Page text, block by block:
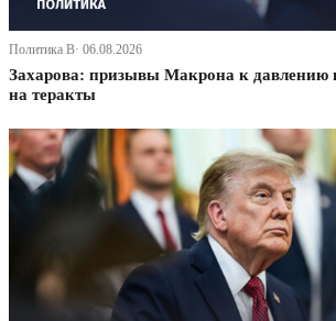
Политика В· 06.08.2026
Захарова: призывы Макрона к
на теракты